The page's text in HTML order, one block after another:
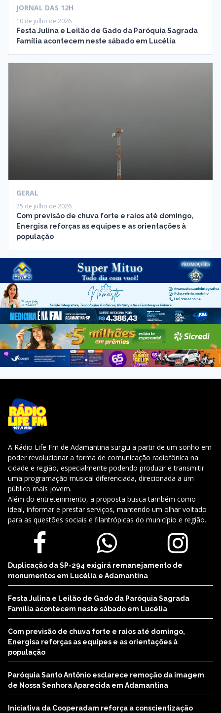
JORNAL DAS 12H
10 de julho de 2026
Festa Julina e Leilão de Gado da Paróquia Sagrada
Família acontecem neste sábado em Lucélia
GERAL
25 de julho de 2026
Com previsão de chuva forte e raios até domingo,
Energisa reforças as equipes e as orientações à
população
A Rádio Life Fm de Adamantina surgiu a partir de um sonho em
poder revolucionar a forma de comunicação radiofônica na
cidade e região, especialmente podendo produzir e transmitir
uma programação musical diferenciada, direcionada a um
público mais jovem.
Além do entretenimento, a proposta busca também como
ideal, informar e prestar serviços, mantendo um olhar voltado
para as questões sociais e filantrópicas do município e região.
Duplicação da SP-294 exigirá remanejamento de
monumentos em Lucélia e Adamantina
Festa Julina e Leilão de Gado da Paróquia Sagrada
Família acontecem neste sábado em Lucélia
Com previsão de chuva forte e raios até domingo,
Energisa reforças as equipes e as orientações à
população
Paróquia Santo Antônio esclarece remoção da imagem
de Nossa Senhora Aparecida em Adamantina
Iniciativa da Cooperadam reforça a conscientização